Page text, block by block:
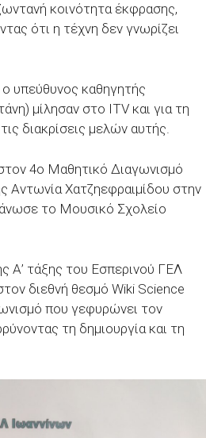
κοινότητα έκφρασης,
ότι η τέχνη δεν γνωρίζει
υπεύθυνος καθηγητής
μίλησαν στο ITV και για τη
διακρίσεις μελών αυτής.
4ο Μαθητικό Διαγωνισμό
Αντωνία Χατζηεφραιμίδου στην
το Μουσικό Σχολείο
Α’ τάξης του Εσπερινού ΓΕΛ
διεθνή θεσμό Wiki Science
που γεφυρώνει τον
τη δημιουργία και τη